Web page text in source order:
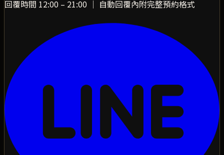
回覆時間 12:00 – 21:00 ｜ 自動回覆內附完整預約格式